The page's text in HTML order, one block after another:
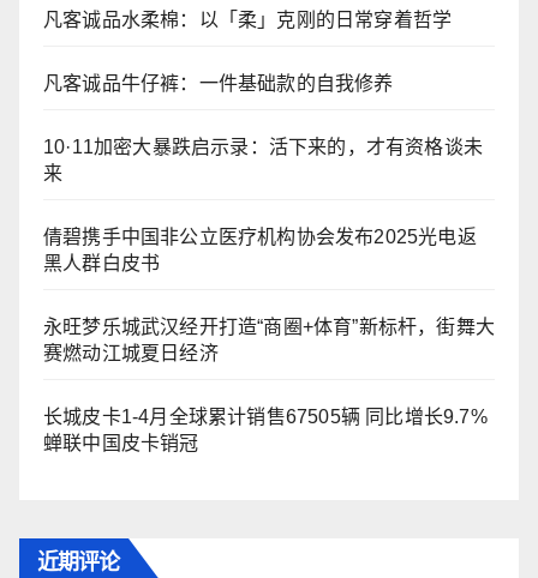
凡客诚品水柔棉：以「柔」克刚的日常穿着哲学
凡客诚品牛仔裤：一件基础款的自我修养
10·11加密大暴跌启示录：活下来的，才有资格谈未
来
倩碧携手中国非公立医疗机构协会发布2025光电返
黑人群白皮书
永旺梦乐城武汉经开打造“商圈+体育”新标杆，街舞大
赛燃动江城夏日经济
长城皮卡1-4月全球累计销售67505辆 同比增长9.7%
蝉联中国皮卡销冠
近期评论